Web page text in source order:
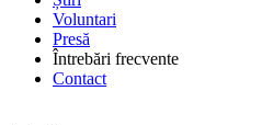
Voluntari
Presă
Întrebări frecvente
Contact